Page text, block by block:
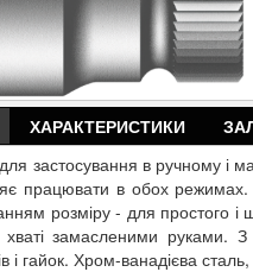
ХАРАКТЕРИСТИКИ
застосування в ручному
працювати в обох режимах.
розміру - для простого і
замасленими руками.
і гайок. Хром-ванадієва